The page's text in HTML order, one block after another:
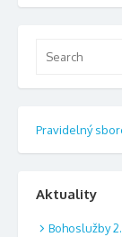
Pravidelný
Aktuality
Bohoslužby